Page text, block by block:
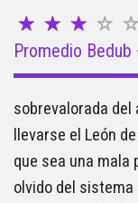
Promedio Bedub
sobrevalorada del
llevarse el León
que sea una mala
olvido del